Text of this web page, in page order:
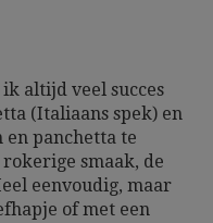
altijd veel succes
(Italiaans spek) en
en panchetta te
smaak, de
eenvoudig, maar
of met een